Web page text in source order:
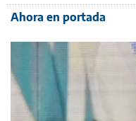
Ahora en portada